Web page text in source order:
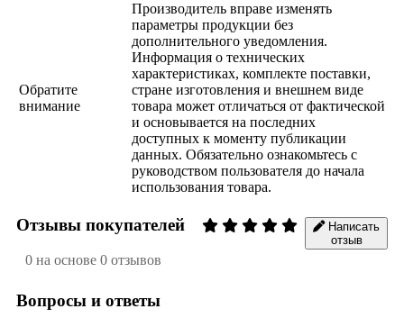
Обратите
внимание
Производитель вправе изменять
параметры продукции без
дополнительного уведомления.
Информация о технических
характеристиках, комплекте поставки,
стране изготовления и внешнем виде
товара может отличаться от фактической
и основывается на последних
доступных к моменту публикации
данных. Обязательно ознакомьтесь с
руководством пользователя до начала
использования товара.
Отзывы покупателей
0 на основе 0 отзывов
Написать
отзыв
Вопросы и ответы